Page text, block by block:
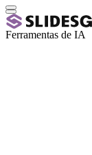
Ferramentas de IA